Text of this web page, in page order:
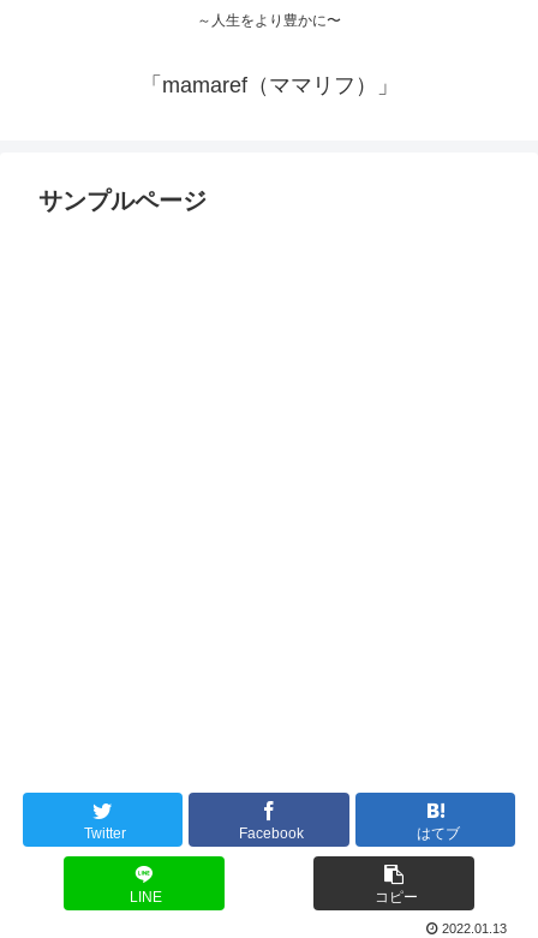
～人生をより豊かに〜
「mamaref（ママリフ）」
サンプルページ
Twitter Facebook はてブ
LINE コピー
2022.01.13